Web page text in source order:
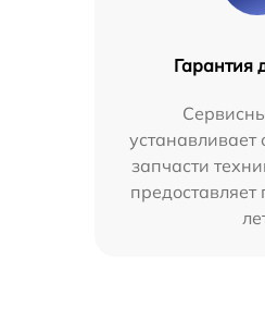
Гарантия
запчасти